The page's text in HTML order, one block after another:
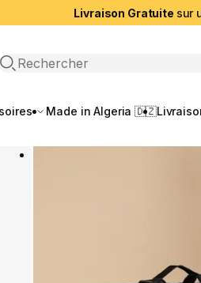
Livraison Gratuite sur
Recherche ouverte
Made in Algeria 🇩🇿